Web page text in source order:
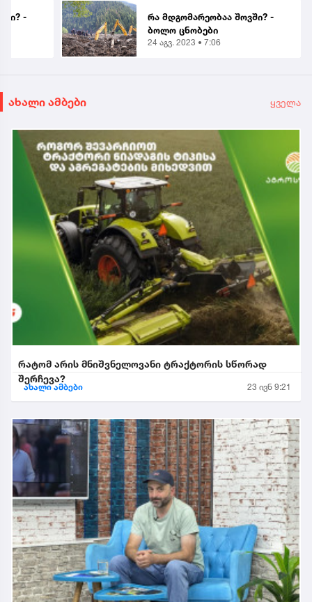
-
რა მდგომარეობაა შოვში? -
ბოლო ცნობები
24 აგვ. 2023 • 7:06
ახალი ამბები ყველა
რატომ არის მნიშვნელოვანი ტრაქტორის სწორად
შერჩევა?
ახალი ამბები 23 ივნ 9:21